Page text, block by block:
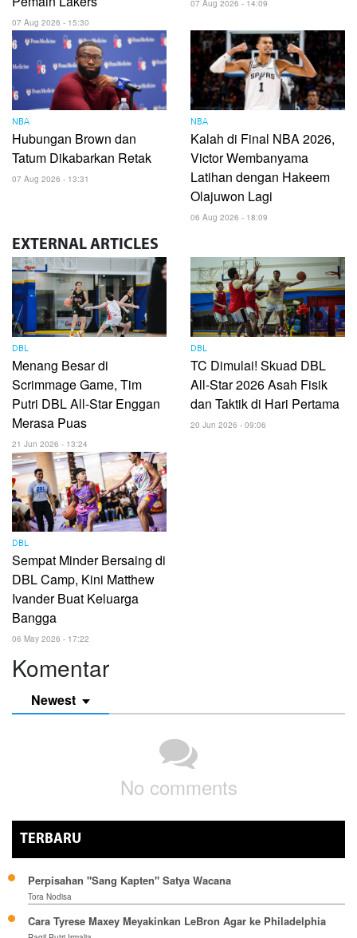
07 Aug 2026 - 15:30
07 Aug 2026 - 14:09
NBA
Hubungan Brown dan
Tatum Dikabarkan Retak
07 Aug 2026 - 13:31
NBA
Kalah di Final NBA 2026,
Victor Wembanyama
Latihan dengan Hakeem
Olajuwon Lagi
06 Aug 2026 - 18:09
EXTERNAL ARTICLES
DBL
Menang Besar di
Scrimmage Game, Tim
Putri DBL All-Star Enggan
Merasa Puas
21 Jun 2026 - 13:24
DBL
TC Dimulai! Skuad DBL
All-Star 2026 Asah Fisik
dan Taktik di Hari Pertama
20 Jun 2026 - 09:06
DBL
Sempat Minder Bersaing di
DBL Camp, Kini Matthew
Ivander Buat Keluarga
Bangga
06 May 2026 - 17:22
Komentar
Newest
No comments
TERBARU
Perpisahan "Sang Kapten" Satya Wacana
Tora Nodisa
Cara Tyrese Maxey Meyakinkan LeBron Agar ke Philadelphia